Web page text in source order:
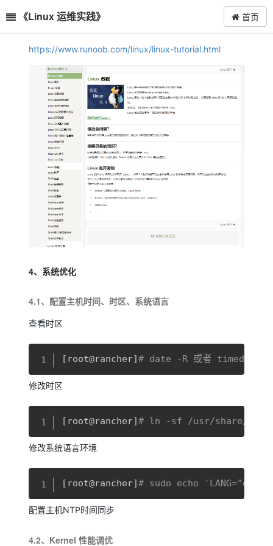
《Linux 运维实践》 首页
https://www.runoob.com/linux/linux-tutorial.html
4、系统优化
4.1、配置主机时间、时区、系统语言
查看时区
[ root@rancher]# date -R 或者
修改时区
[ root@rancher]# ln -sf /usr/share/
修改系统语言环境
[ root@rancher]# sudo echo
配置主机NTP时间同步
4.2、Kernel 性能调优